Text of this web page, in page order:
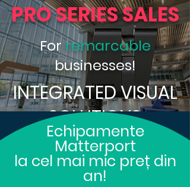
PRO SERIES SALES
Forremarcable
businesses!
INTEGRATED VISUAL
SOLUTIONS
Echipamente
Matterport
la cel mai mic preț din
an!